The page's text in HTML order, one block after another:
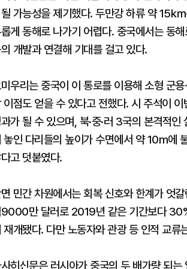
가능성을 제기했다. 두만강 하류 약 15
게 동해로 나가기 어렵다. 중국에서는 동
개발과 연결해 기대를 걸고 있다.
우리는 중국이 이 통로를 이용해 소형 군
이점도 얻을 수 있다고 전했다. 시 주석이
가 될 수 있으며, 북·중·러 3국의 본격적
놓인 다리들의 높이가 수면에서 약 10m에
고 덧붙였다.
민간 차원에서는 회복 신호와 한계가 엇
만 달러로 2019년 같은 기간보다
재개됐다. 다만 노동자와 관광 등 인적 교류
히신문은 러시아가 중국의 두 배가량 되